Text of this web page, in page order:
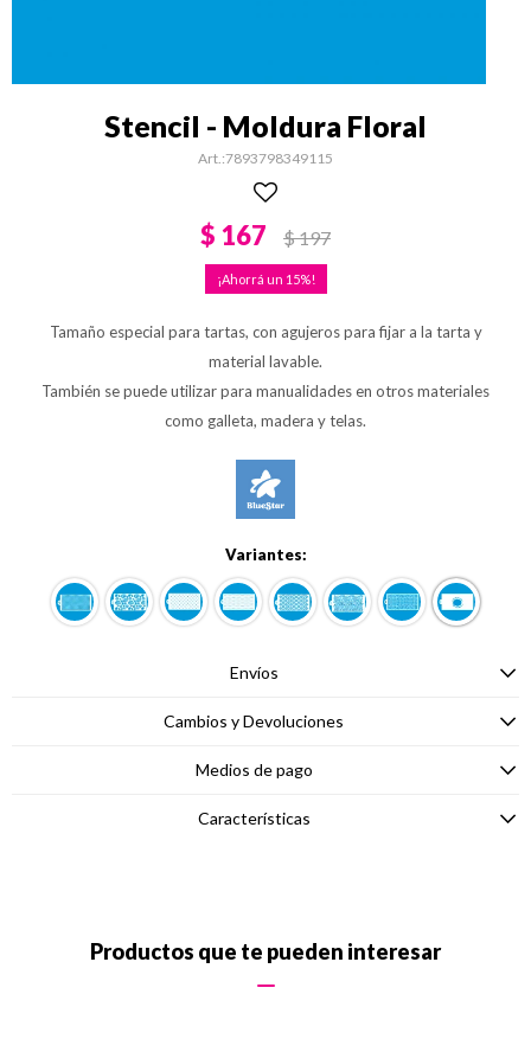
Stencil - Moldura Floral
7893798349115
$ 167 $197
15
Tamaño especial para tartas, con agujeros para fijar a la tarta y
material lavable.
También se puede utilizar para manualidades en otros materiales
como galleta, madera y telas.
Variantes:
Envíos
Cambios y Devoluciones
Medios de pago
Características
Productos que te pueden interesar